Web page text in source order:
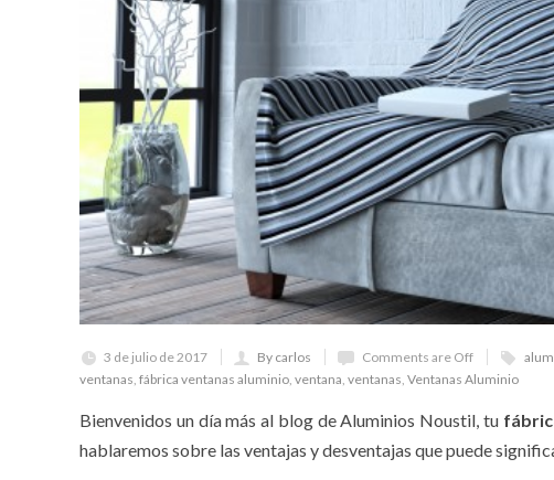
3 de julio de 2017 By carlos Comments are Off
ventanas fábrica ventanas aluminio ventana ventanas Ventanas Aluminio
Bienvenidos un día más al blog de Aluminios Noustil, tu
hablaremos sobre las ventajas y desventajas que puede